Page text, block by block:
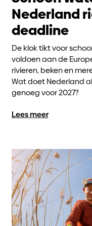
Nederland
deadline
De klok tikt voor
voldoen aan de
rivieren, beken en
Wat doet Nederland
genoeg voor 2027?
Lees meer